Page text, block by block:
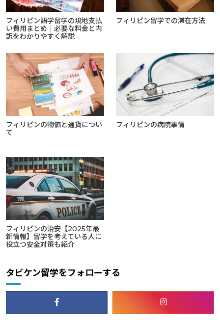
フィリピン語学留学の現地支払
い費用まとめ｜必要な料金と内
訳をわかりやすく解説
フィリピン留学での滞在方法
フィリピンの物価と通貨につい
て
フィリピンの病院事情
フィリピンの治安【2025年最
新情報】留学を考えている人に
役立つ安全対策も紹介
タビケン留学をフォローする